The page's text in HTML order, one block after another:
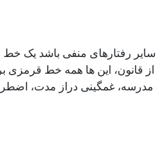
سایر رفتارهای منفی باشد یک
قانون، این ها همه خط قرمزی
غمگینی دراز مدت،